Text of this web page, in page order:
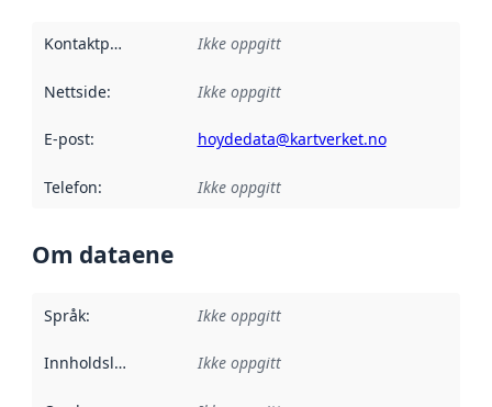
Kontaktpunkt Ikke oppgitt
Nettside: Ikke oppgitt
E-post: hoydedata@kartverket.no
Telefon: Ikke oppgitt
Om dataene
Språk: Ikke oppgitt
Innholdsleverandører :
Ikke oppgitt